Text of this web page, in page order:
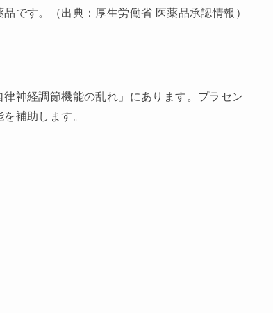
です。（出典：厚生労働省 医薬品承認情報）
神経調節機能の乱れ」にあります。プラセン
補助します。